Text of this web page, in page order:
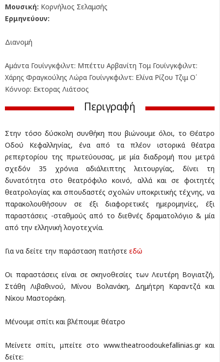
Μουσική: Κορνήλιος Σελαμσής
Ερμηνεύουν:
Διανομή
Αμάντα Γουίνγκφιλντ: Μπέττυ Αρβανίτη Τομ Γουίνγκφιλντ:
Χάρης Φραγκούλης Λώρα Γουίνγκφιλντ: Eλίνα Ρίζου Τζιμ Ο΄
Κόννορ: Εκτορας Λιάτσος
Περιγραφή
Στην τόσο δύσκολη συνθήκη που βιώνουμε όλοι, το Θέατρο
Οδού Κεφαλληνίας, ένα από τα πλέον ιστορικά θέατρα
ρεπερτορίου της πρωτεύουσας, με μία διαδρομή που μετρά
σχεδόν 35 χρόνια αδιάλειπτης λειτουργίας, δίνει τη
δυνατότητα στο θεατρόφιλο κοινό, αλλά και σε φοιτητές
θεατρολογίας και σπουδαστές σχολών υποκριτικής τέχνης, να
παρακολουθήσουν σε έξι διαφορετικές ημερομηνίες, έξι
παραστάσεις -σταθμούς από το διεθνές δραματολόγιο & μία
από την ελληνική λογοτεχνία.
Για να δείτε την παράσταση πατήστε εδώ
Οι παραστάσεις είναι σε σκηνοθεσίες των Λευτέρη Βογιατζή,
Στάθη Λιβαθινού, Μίνου Βολανάκη, Δημήτρη Καραντζά και
Νίκου Μαστοράκη.
Μένουμε σπίτι και βλέπουμε θέατρο
Μείνετε σπίτι, μπείτε στο www.theatroodoukefallinias.gr και
δείτε: